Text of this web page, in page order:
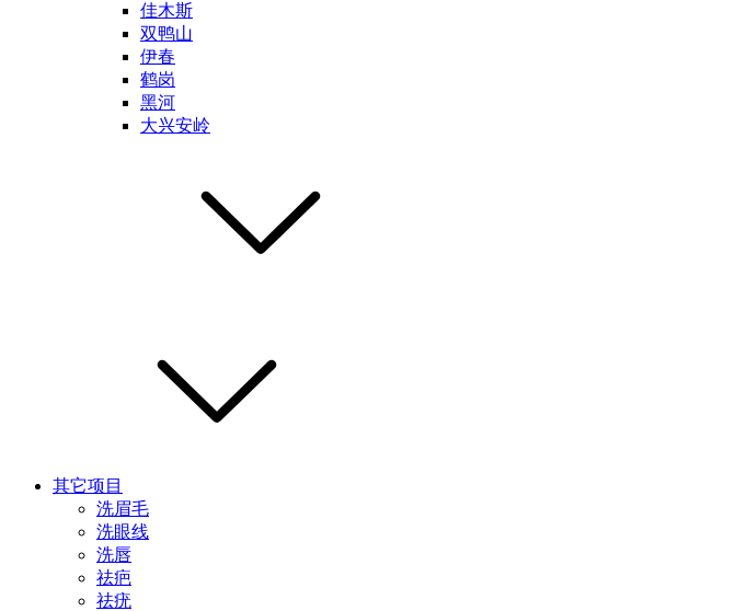
佳木斯
双鸭山
伊春
鹤岗
黑河
大兴安岭
其它项目
洗眉毛
洗眼线
洗唇
祛疤
祛疣